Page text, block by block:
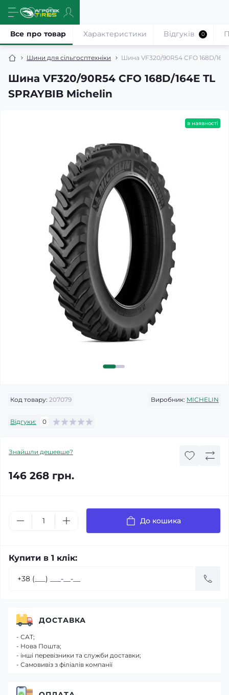
Шини для сільгосптехніки Шина VF320/90R54 CFO 168D/
Шина VF320/90R54 CFO 168D/164E TL
SPRAYBIB Michelin
Все про товар Характеристики Відгуків 0
в наявності
Код товару: 207079 Виробник: MICHELIN
Відгуки: 0
Знайшли дешевше?
146 268 грн.
До кошика
Купити в 1 клік:
ДОСТАВКА
- САТ;
- Нова Пошта;
- інші перевізники та служби доставки;
- Самовивіз з філіалів компанії